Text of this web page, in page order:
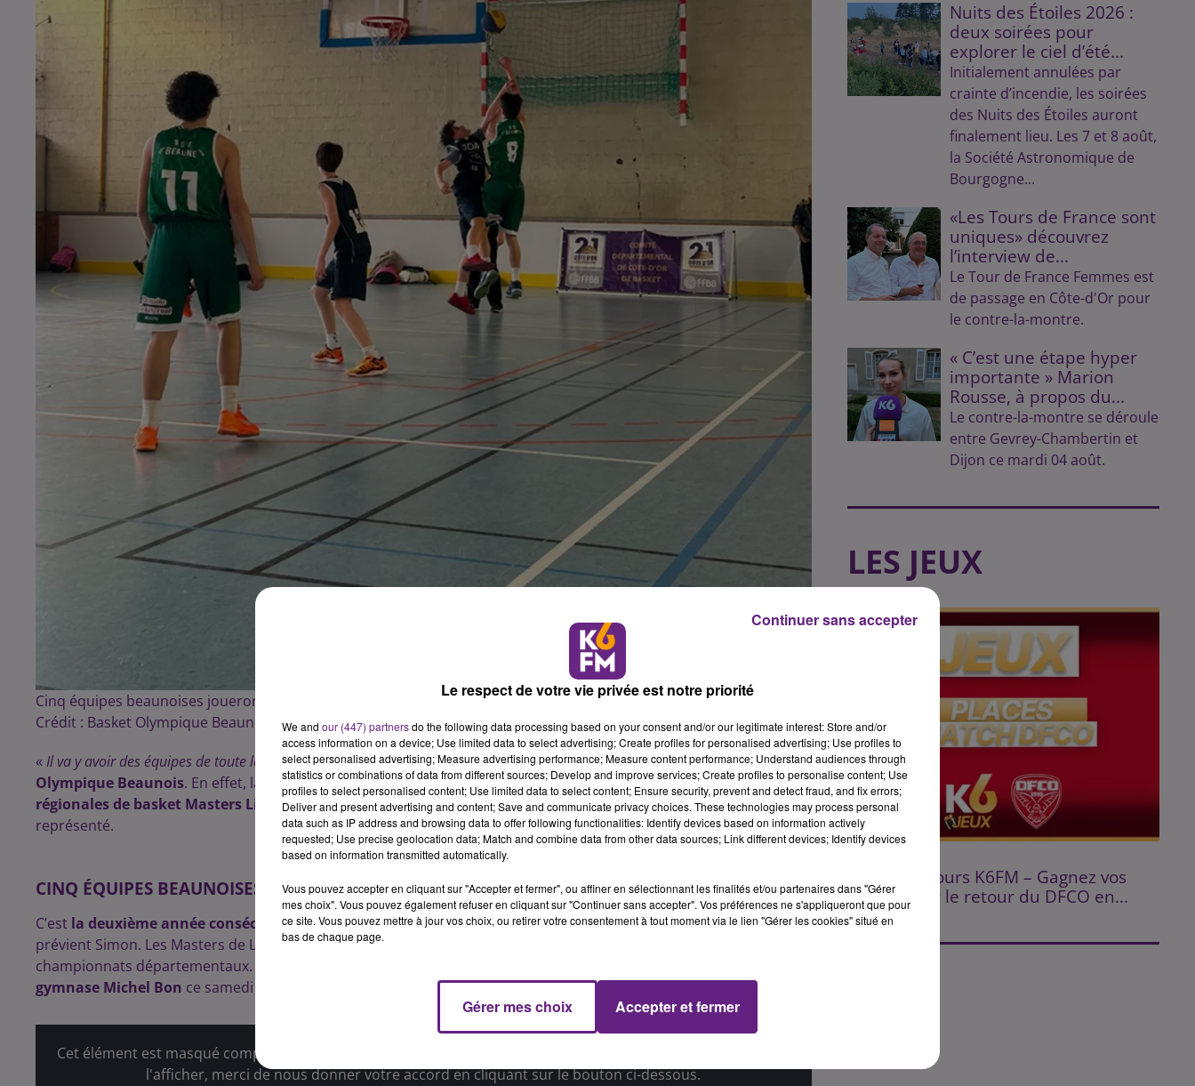
Cinq équipes beaunoises joueront ce week-end lors des finales régionales de basket.
Crédit : Basket Olympique Beaunois
« Il va y avoir des équipes de toute la Bourgogne Franche-Comté», annonceSimon Larcher, membre deBasket
Olympique Beaunois. En effet, la Ligue de Bourgogne-Franche-Comté de basketball organiseles finales
régionales de basket Masters Ligue 3x3.Deux jours rythméspar de nombreuses rencontres, où le BOB est bien
représenté.
CINQ ÉQUIPES BEAUNOISES PRÉSENTES
C’est la deuxième année consécutiveque le club beaunois accueille cet évènement qui «va attirer du monde»,
prévient Simon. Les Masters de Ligue regroupent les deux meilleures équipes de chaque catégorie des
championnats départementaux. Les catégories masculines et féminines se présenteront sur
gymnase Michel Bon ce samedi 6 et dimanche 7 juin.
Cet élément est masqué compte-tenu du refus du dépôt de cookies que vous avez exprimé. Si vous souhaitez
l'afficher, merci de nous donner votre accord en cliquant sur le bouton ci-dessous.
Nuits des Étoiles 2026 :
deux soirées pour
explorer le ciel d’été...
Initialement annulées par
crainte d’incendie, les soirées
des Nuits des Étoiles auront
finalement lieu. Les 7 et 8 août,
la Société Astronomique de
Bourgogne...
«Les Tours de France sont
uniques» découvrez
l’interview de...
Le Tour de France Femmes est
de passage en Côte-d'Or pour
le contre-la-montre.
« C’est une étape hyper
importante » Marion
Rousse, à propos du...
Le contre-la-montre se déroule
entre Gevrey-Chambertin et
Dijon ce mardi 04 août.
LES JEUX
⚽ Jeu Concours K6FM – Gagnez vos
places pour le retour du DFCO en...
Le respect de votre vie privée est notre priorité
We and our (447) partnersdo the following data processing based on your consent and/or our legitimate interest: Store and/or
access information on a device; Use limited data to select advertising; Create profiles for personalised advertising; Use profiles to
select personalised advertising; Measure advertising performance; Measure content performance; Understand audiences through
statistics or combinations of data from different sources; Develop and improve services; Create profiles to personalise content; Use
profiles to select personalised content; Use limited data to select content; Ensure security, prevent and detect fraud, and fix errors;
Deliver and present advertising and content; Save and communicate privacy choices. These technologies may process personal
data such as IP address and browsing data to offer following functionalities: Identify devices based on information actively
requested; Use precise geolocation data; Match and combine data from other data sources; Link different devices; Identify devices
based on information transmitted automatically.
Vous pouvez accepter en cliquant sur "Accepter et fermer", ou affiner en sélectionnant les finalités et/ou partenaires dans "Gérer
mes choix". Vous pouvez également refuser en cliquant sur "Continuer sans accepter". Vos préférences ne s'appliqueront que pour
ce site. Vous pouvez mettre à jour vos choix, ou retirer votre consentement à tout moment via le lien "Gérer les cookies" situé en
bas de chaque page.
Gérer mes choix Accepter et fermer
Continuer sans accepter